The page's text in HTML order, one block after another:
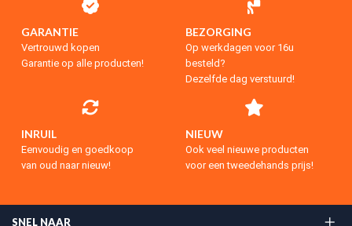
GARANTIE
Vertrouwd kopen
Garantie op alle producten!
BEZORGING
Op werkdagen voor 16u
besteld?
Dezelfde dag verstuurd!
INRUIL
Eenvoudig en goedkoop
van oud naar nieuw!
NIEUW
Ook veel nieuwe producten
voor een tweedehands prijs!
SNEL NAAR